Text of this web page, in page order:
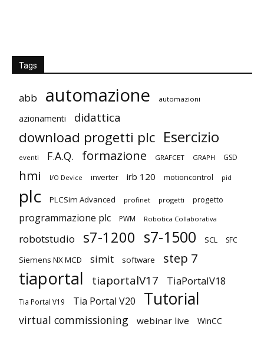
Tags
abb automazione automazioni
azionamenti didattica
download progetti plc Esercizio
eventi F.A.Q. formazione GRAFCET GRAPH GSD
hmi I/O Device inverter irb 120 motioncontrol pid
plc PLCSim Advanced profinet progetti progetto
programmazione plc PWM Robotica Collaborativa
robotstudio s7-1200 s7-1500 SCL SFC
Siemens NX MCD simit software step 7
tiaportal tiaportalV17 TiaPortalV18
Tia Portal V19 Tia Portal V20 Tutorial
virtual commissioning webinar live WinCC